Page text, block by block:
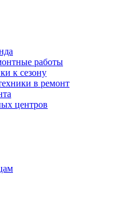
работы
к сезону
в ремонт
центров